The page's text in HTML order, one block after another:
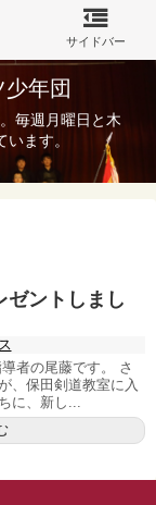
年団
毎週月曜日と木
ます。
ゼントしまし
者の尾藤です。 さ
、保田剣道教室に入
に、新し...